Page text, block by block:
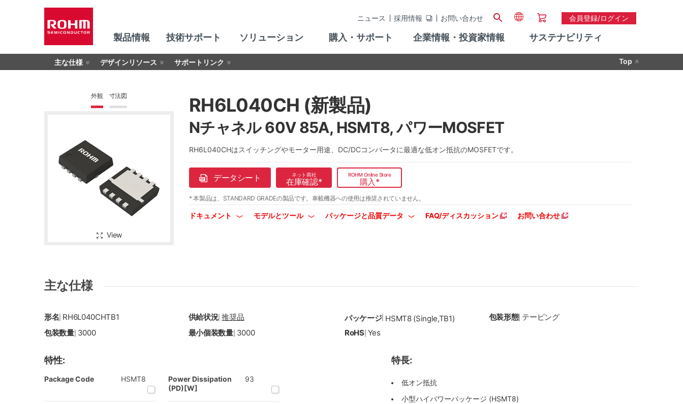
ニュース 採用情報 お問い合わせ 会員登録/ログイン
製品情報 技術サポート ソリューション 購入・サポート 企業情報・投資家情報 サステナビリティ
主な仕様 デザインリソース サポートリンク Top
外観 寸法図
View
RH6L040CH (新製品)
Nチャネル 60V 85A, HSMT8, パワーMOSFET
RH6L040CHはスイッチングやモーター用途、DC/DCコンバータに最適な低オン抵抗のMOSFETです。
データシート ネット商社
在庫確認*
ROHM Online Store
購入*
* 本製品は、STANDARD GRADEの製品です。 車載機器への使用は推奨されていません。
ドキュメント モデルとツール パッケージと品質データ FAQ/ディスカッション お問い合わせ
主な仕様
形名 RH6L040CHTB1 供給状況|推奨品 パッケージ| HSMT8 (Single,TB1) 包装形態| テーピング
包装数量| 3000 最小個装数量| 3000 RoHS| Yes
特性:
Package Code HSMT8
Power Dissipation
(PD)[W]
93
特長:
低オン抵抗
小型ハイパワーパッケージ (HSMT8)